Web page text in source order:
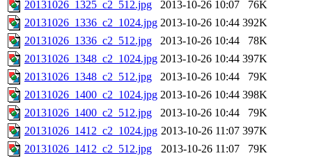
20131026_1325_c2_512.jpg
2013-10-26 10:07
76K
20131026_1336_c2_1024.jpg 2013-10-26 10:44 392K
20131026_1336_c2_512.jpg
2013-10-26 10:44
78K
20131026_1348_c2_1024.jpg 2013-10-26 10:44 397K
20131026_1348_c2_512.jpg
2013-10-26 10:44
79K
20131026_1400_c2_1024.jpg 2013-10-26 10:44 398K
20131026_1400_c2_512.jpg
2013-10-26 10:44
79K
20131026_1412_c2_1024.jpg 2013-10-26 11:07 397K
20131026_1412_c2_512.jpg
2013-10-26 11:07
79K